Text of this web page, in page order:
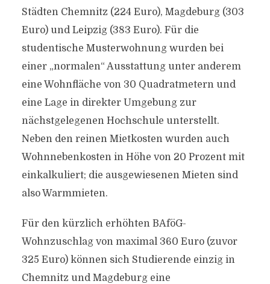
Städten Chemnitz (224 Euro), Magdeburg (303
Euro) und Leipzig (383 Euro). Für die
studentische Musterwohnung wurden bei
einer „normalen“ Ausstattung unter anderem
eine Wohnfläche von 30 Quadratmetern und
eine Lage in direkter Umgebung zur
nächstgelegenen Hochschule unterstellt.
Neben den reinen Mietkosten wurden auch
Wohnnebenkosten in Höhe von 20 Prozent mit
einkalkuliert; die ausgewiesenen Mieten sind
also Warmmieten.
Für den kürzlich erhöhten BAföG-
Wohnzuschlag von maximal 360 Euro (zuvor
325 Euro) können sich Studierende einzig in
Chemnitz und Magdeburg eine